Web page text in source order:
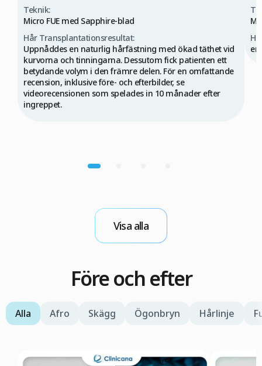
Teknik:
Micro FUE med Sapphire-blad
Hår Transplantationsresultat:
Uppnåddes en naturlig hårfästning med ökad täthet vid
kurvorna och tinningarna. Dessutom fick patienten ett
betydande volym i den främre delen. För en omfattande
recension, inklusive före- och efterbilder, se
videorecensionen som spelades in 10 månader efter
ingreppet.
Visa alla
Före och efter
Alla Afro Skägg Ögonbryn Hårlinje